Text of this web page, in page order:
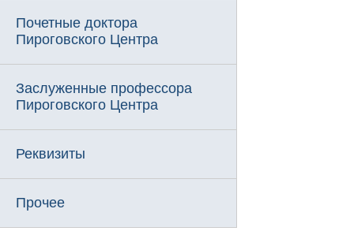
Почетные доктора
Пироговского Центра
Заслуженные профессора
Пироговского Центра
Реквизиты
Прочее